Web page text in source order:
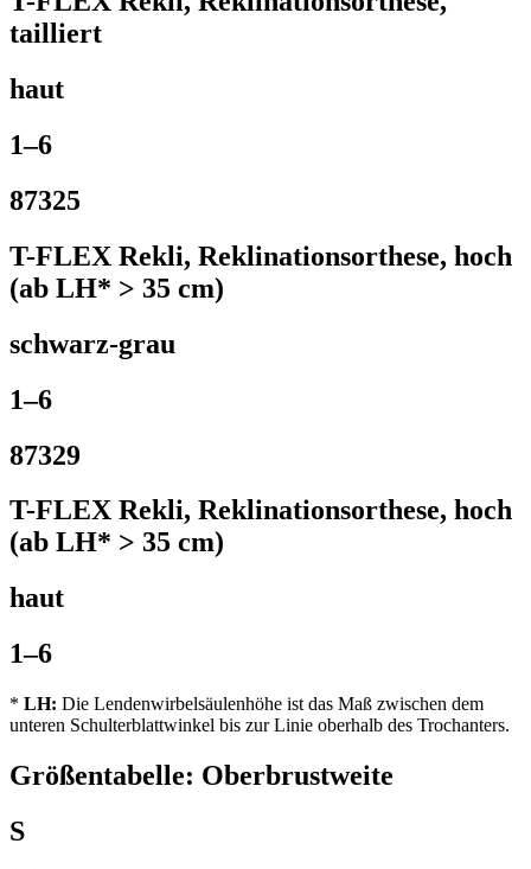
tailliert
haut
1–6
87325
T-FLEX Rekli, Reklinationsorthese, hoch
(ab LH* > 35 cm)
schwarz-grau
1–6
87329
T-FLEX Rekli, Reklinationsorthese, hoch
(ab LH* > 35 cm)
haut
1–6
* LH: Die Lendenwirbelsäulenhöhe ist das Maß zwischen dem
unteren Schulterblattwinkel bis zur Linie oberhalb des Trochanters.
Größentabelle: Oberbrustweite
S